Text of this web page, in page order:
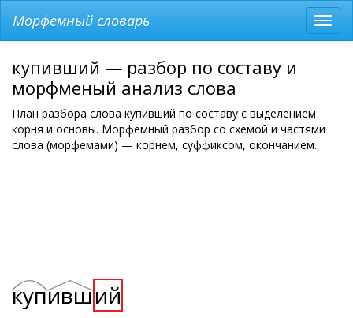
меню
Морфемный словарь
купивший — разбор по составу и
морфменый анализ слова
План разбора слова купивший по составу с выделением
корня и основы. Морфемный разбор со схемой и частями
слова (морфемами) — корнем, суффиксом, окончанием.
купивший